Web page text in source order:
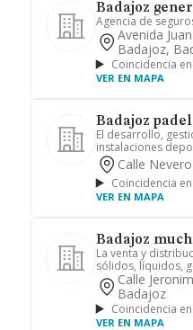
Badajoz
Agencia de
Avenida
Badajoz,
Coincidencia
VER EN MAPA
Badajoz
El desarrollo,
instalaciones
Calle
Coincidencia
VER EN MAPA
Badajoz
La venta y
sólidos, líquidos,
Calle
Badajoz
Coincidencia
VER EN MAPA